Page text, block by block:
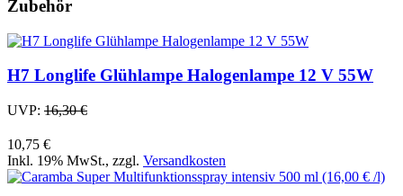
Zubehör
H7 Longlife Glühlampe Halogenlampe 12 V 55W
UVP: 16,30 €
10,75 €
Inkl. 19% MwSt., zzgl. Versandkosten